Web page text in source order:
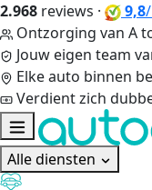
2.968 reviews · 9,8
Ontzorging van A
Jouw eigen team
Elke auto binnen
Verdient zich
Alle diensten